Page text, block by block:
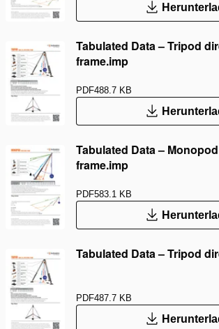
Tabulated Data – Tripod
frame.imp
PDF488.7 KB
Tabulated Data –
frame.imp
PDF583.1 KB
Tabulated Data – Tripod
PDF487.7 KB